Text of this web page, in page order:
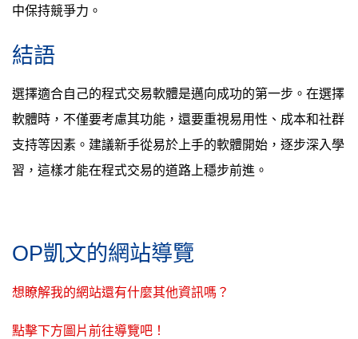
中保持競爭力。
結語
選擇適合自己的程式交易軟體是邁向成功的第一步。在選擇
軟體時，不僅要考慮其功能，還要重視易用性、成本和社群
支持等因素。建議新手從易於上手的軟體開始，逐步深入學
習，這樣才能在程式交易的道路上穩步前進。
OP凱文的網站導覽
想瞭解我的網站還有什麼其他資訊嗎？
點擊下方圖片前往導覽吧！